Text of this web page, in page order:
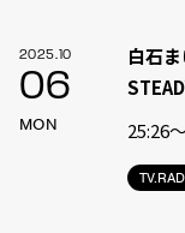
2025.10
06
MON
白石
25:26